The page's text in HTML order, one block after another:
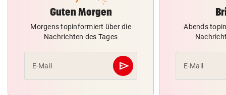
Guten Morgen
Morgens topinformiert über die
Nachrichten des Tages
E-Mail send
Abschicken
Abends
E-Mail